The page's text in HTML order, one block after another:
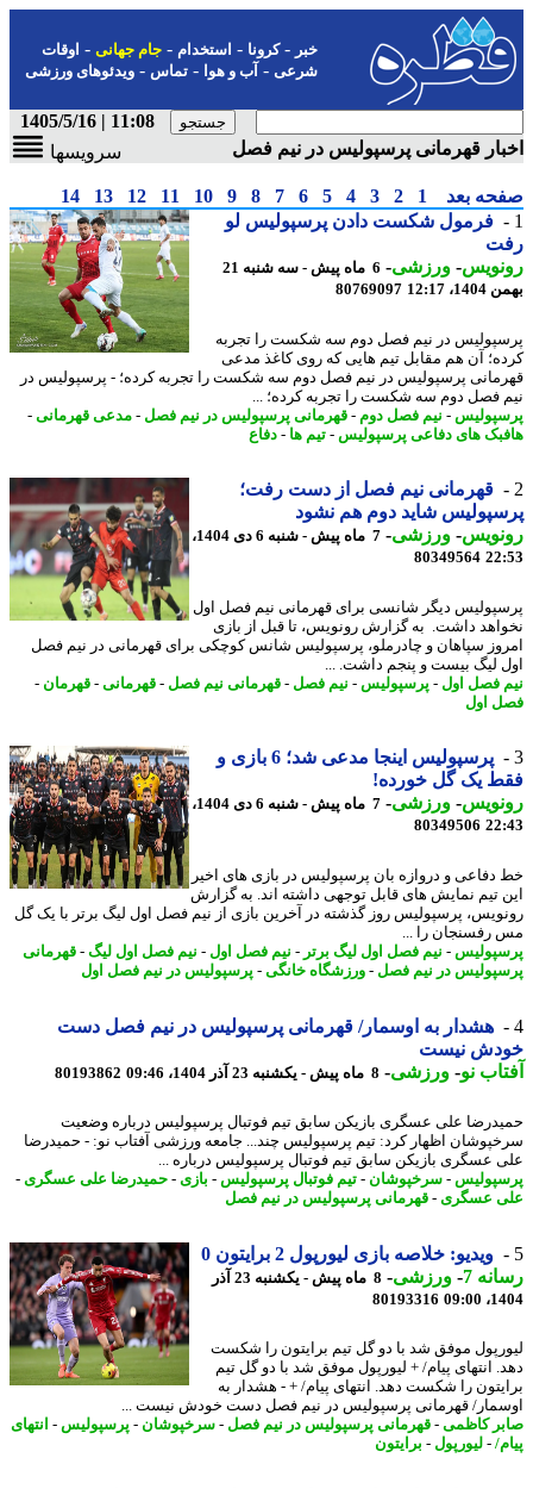
-کرونا-استخدام- جام جهانی-اوقات
شرعی-آب و هوا-تماس-ویدئوهای ورزشی
11:08 | 1405/5/16
قهرمانی پرسپولیس در نیم فصل
سرویسها
بعد 1
2
3
4
5
6
7
8
9
10
11
12
13
14
فرمول شکست دادن پرسپولیس لو
-ورزشی-
6 ماه پیش - سه شنبه 21
12:17
80769097
در نیم فصل دوم سه شکست را تجربه
آن هم مقابل تیم هایی که روی کاغذ مدعی
پرسپولیس در نیم فصل دوم سه شکست را تجربه کرده؛ - پرسپولیس در
فصل دوم سه شکست را تجربه کرده؛ ...
-نیم فصل دوم -قهرمانی پرسپولیس در نیم فصل-مدعی قهرمانی-
های دفاعی پرسپولیس-تیم ها- دفاع
قهرمانی نیم فصل از دست رفت؛
شاید دوم هم نشود
-ورزشی-
7 ماه پیش - شنبه 6 دی 1404،
80349564
دیگر شانسی برای قهرمانی نیم فصل اول
داشت. به گزارش رونویس، تا قبل از بازی
سپاهان و چادرملو، پرسپولیس شانس کوچکی برای قهرمانی در نیم فصل
لیگ بیست و پنجم داشت. ...
فصل اول-پرسپولیس-نیم فصل-قهرمانی نیم فصل-قهرمانی-قهرمان -
اول
پرسپولیس اینجا مدعی شد؛ 6 بازی و
یک گل خورده!
-ورزشی-
7 ماه پیش - شنبه 6 دی 1404،
80349506
و دروازه بان پرسپولیس در بازی های اخیر
تیم نمایش های قابل توجهی داشته اند. به گزارش
پرسپولیس روز گذشته در آخرین بازی از نیم فصل اول لیگ برتر با یک گل
را ...
-نیم فصل اول لیگ برتر - نیم فصل اول-نیم فصل اول لیگ -قهرمانی
در نیم فصل-ورزشگاه خانگی-پرسپولیس در نیم فصل اول
هشدار به اوسمار/ قهرمانی پرسپولیس در نیم فصل دست
نیست
نو- ورزشی-8 ماه پیش - یکشنبه 23 آذر 1404، 09:46 80193862
علی عسگری بازیکن سابق تیم فوتبال پرسپولیس درباره وضعیت
اظهار کرد: تیم پرسپولیس چند... جامعه ورزشی آفتاب نو: - حمیدرضا
عسگری بازیکن سابق تیم فوتبال پرسپولیس درباره ...
-سرخپوشان-تیم فوتبال پرسپولیس-بازی - حمیدرضا علی عسگری-
عسگری- قهرمانی پرسپولیس در نیم فصل
ویدیو: خلاصه بازی لیورپول 2 برایتون 0
7
-ورزشی-
8 ماه پیش - یکشنبه 23 آذر
80193316
موفق شد با دو گل تیم برایتون را شکست
انتهای پیام/ + لیورپول موفق شد با دو گل تیم
را شکست دهد. انتهای پیام/ + - هشدار به
قهرمانی پرسپولیس در نیم فصل دست خودش نیست ...
کاظمی-قهرمانی پرسپولیس در نیم فصل-سرخپوشان-پرسپولیس-انتهای
-لیورپول -برایتون